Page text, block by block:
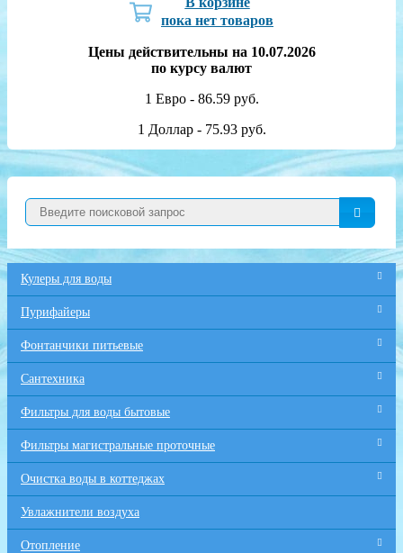
пока нет товаров
Цены действительны на 10.07.2026
по курсу валют
1 Евро - 86.59 руб.
1 Доллар - 75.93 руб.
Кулеры для воды
Пурифайеры
Фонтанчики питьевые
Сантехника
Фильтры для воды бытовые
Фильтры магистральные проточные
Очистка воды в коттеджах
Увлажнители воздуха
Отопление